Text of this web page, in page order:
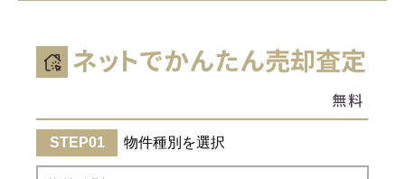
物件種別を選択